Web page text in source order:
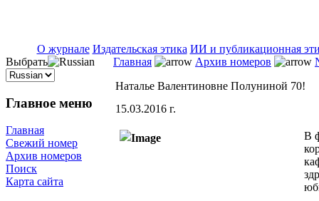
О журнале Издательская этика ИИ и публикационная
Выбрать
Главное меню
Главная
Свежий номер
Архив номеров
Поиск
Карта сайта
Главная Архив номеров
Наталье Валентиновне Полуниной 70!
15.03.2016 г.
В